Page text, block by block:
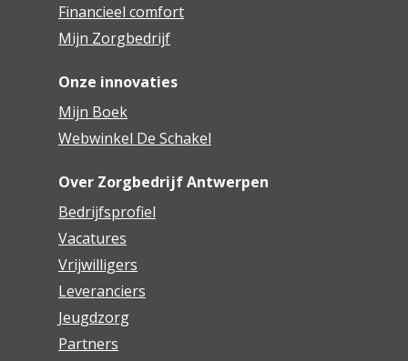
Financieel comfort
Mijn Zorgbedrijf
Onze innovaties
Mijn Boek
Webwinkel De Schakel
Over Zorgbedrijf Antwerpen
Bedrijfsprofiel
Vacatures
Vrijwilligers
Leveranciers
Jeugdzorg
Partners